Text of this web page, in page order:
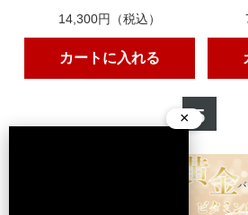
久しぶりに使用したらやっぱり
びて、潤ってつやつやなのにベ
後肌はもちもちになって透明感
2024/03/08 投稿者：とも おす
ベタつかず、サラッとしていて
のクリームです。テクスチャー
×
14,300円（税込）
カートに入れる
5